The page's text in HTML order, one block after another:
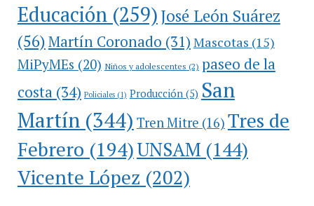
Educación(259)José León Suárez
(56)Martín Coronado (31) Mascotas (15)
MiPyMEs (20) Niños y adolescentes (2) paseo de la
costa(34) Policiales(1) Producción(5) San
Martín(344) Tren Mitre (16) Tres de
Febrero (194)UNSAM (144)
Vicente López (202)